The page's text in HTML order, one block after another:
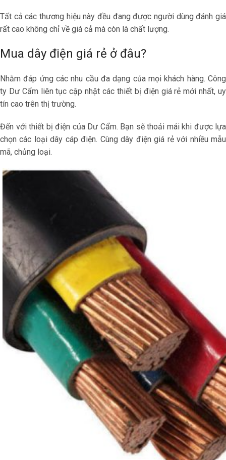
Tất cả các thương hiệu này đều đang được người dùng đánh giá
rất cao không chỉ về giá cả mà còn là chất lượng.
Mua dây điện giá rẻ ở đâu?
Nhằm đáp ứng các nhu cầu đa dạng của mọi khách hàng. Công
ty Dư Cẩm liên tục cập nhật các thiết bị điện giá rẻ mới nhất, uy
tín cao trên thị trường.
Đến với thiết bị điện của Dư Cẩm. Bạn sẽ thoải mái khi được lựa
chọn các loại dây cáp điện. Cùng dây điện giá rẻ với nhiều mẫu
mã, chủng loại.